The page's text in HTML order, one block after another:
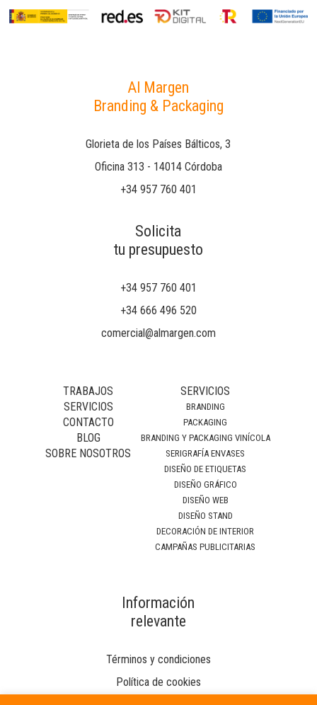
Al Margen
Branding & Packaging
Glorieta de los Países Bálticos, 3
Oficina 313 - 14014 Córdoba
+34 957 760 401
Solicita
tu presupuesto
+34 957 760 401
+34 666 496 520
comercial@almargen.com
TRABAJOS
SERVICIOS
CONTACTO
BLOG
SOBRE NOSOTROS
SERVICIOS
BRANDING
PACKAGING
BRANDING Y PACKAGING VINÍCOLA
SERIGRAFÍA ENVASES
DISEÑO DE ETIQUETAS
DISEÑO GRÁFICO
DISEÑO WEB
DISEÑO STAND
DECORACIÓN DE INTERIOR
CAMPAÑAS PUBLICITARIAS
Información
relevante
Términos y condiciones
Política de cookies